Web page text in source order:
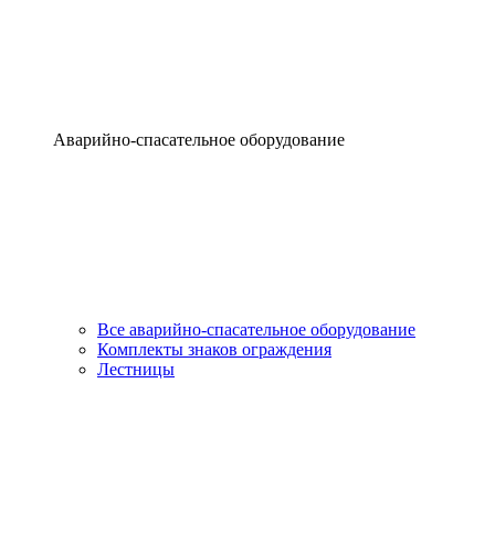
Аварийно-спасательное оборудование
Все аварийно-спасательное оборудование
Комплекты знаков ограждения
Лестницы